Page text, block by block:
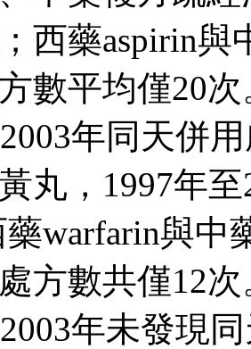
西藥aspirin與
數平均僅20
年同天併
丸，1997年
warfarin與中
方數共僅12
年未發現